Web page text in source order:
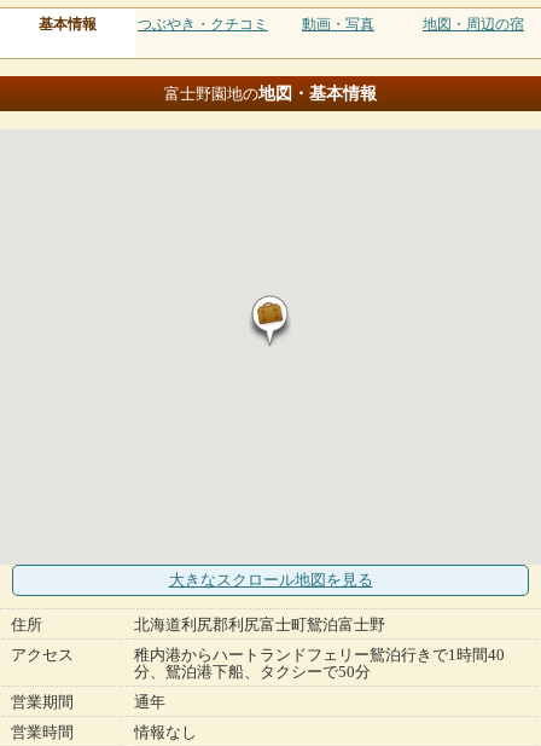
基本情報 つぶやき・クチコミ 動画・写真 地図・周辺の宿
富士野園地の地図・基本情報
大きなスクロール地図 を見る
住所
北海道利尻郡利尻富士町鴛泊富士野
アクセス
稚内港からハートランドフェリー鴛泊行きで1時間40
分、鴛泊港下船、タクシーで50分
営業期間
通年
営業時間
情報なし